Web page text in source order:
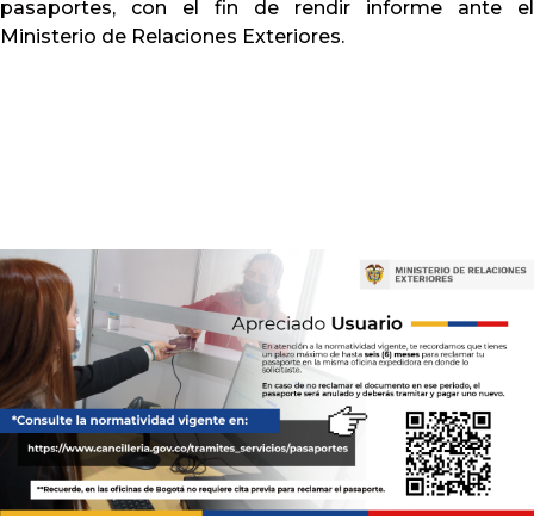
pasaportes, con el fin de rendir informe ante el
Ministerio de Relaciones Exteriores.